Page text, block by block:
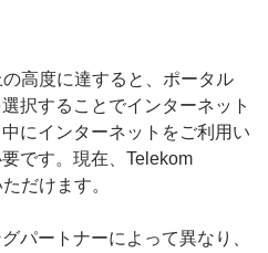
高度に達すると、ポータル
択することでインターネット
にインターネットをご利用い
です。現在、Telekom
だけます。
パートナーによって異なり、